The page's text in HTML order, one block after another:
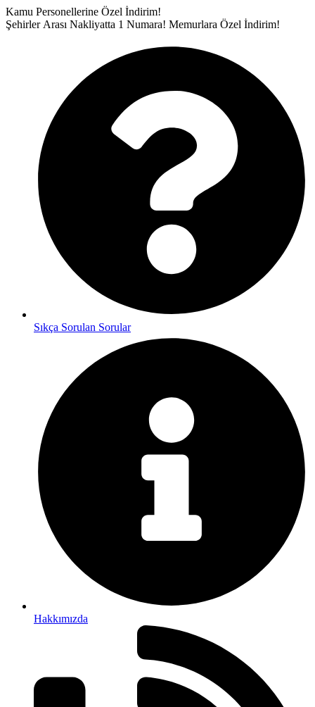
İçeriğe
atla
Kamu Personellerine Özel İndirim!
Şehirler Arası Nakliyatta 1 Numara! Memurlara Özel İndirim!
Sıkça Sorulan Sorular
Hakkımızda